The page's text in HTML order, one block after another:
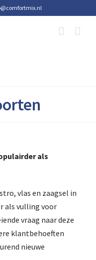
als
vlas en zaagsel in
als vulling voor
vraag naar deze
klantbehoeften
nieuwe